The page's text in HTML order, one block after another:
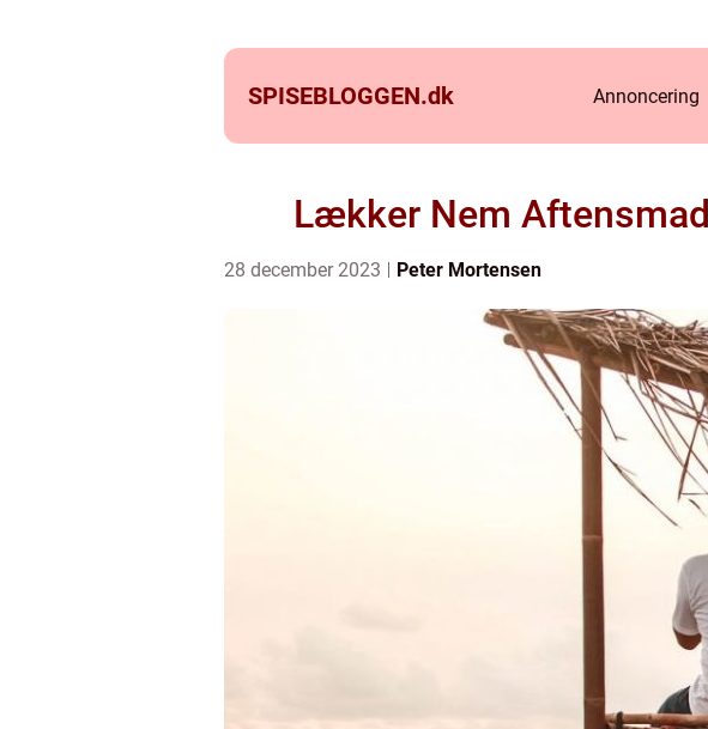
SPISEBLOGGEN.dk Annoncering
Lækker Nem
28 december 2023 Peter Mortensen